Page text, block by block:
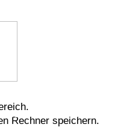
Rechner speichern.